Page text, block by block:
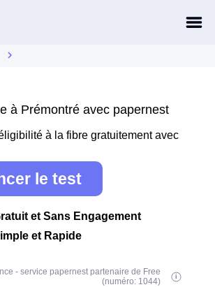
à Prémontré avec papernest
à la fibre gratuitement avec
le test
et Sans Engagement
et Rapide
- service papernest partenaire de Free
(numéro: 1044)